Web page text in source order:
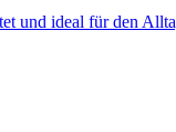
und ideal für den